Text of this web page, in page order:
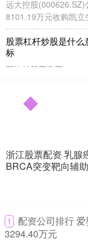
远大控股(000626.SZ)
8101.19万元收购凯
股票杠杆炒股是什
标
配资炒股网官网
奥体中心正式开门迎
app杠杆股票 世界
专业炒股配资网
2026美加墨世界杯近
里组成的全新“黄金
1.7%
专业炒股配资网
浙江股票配资 乳腺
BRCA突变靶向辅
1
配资公司排行
3294.40万元